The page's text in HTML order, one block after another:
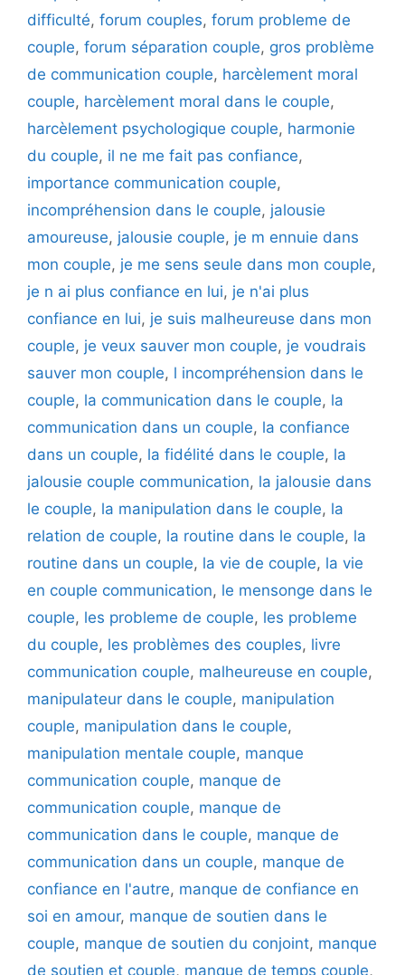
difficulté, forum couples, forum probleme de
couple, forum séparation couple, gros problème
de communication couple, harcèlement moral
couple, harcèlement moral dans le couple,
harcèlement psychologique couple, harmonie
du couple, il ne me fait pas confiance,
importance communication couple,
incompréhension dans le couple, jalousie
amoureuse, jalousie couple, je m ennuie dans
mon couple, je me sens seule dans mon couple,
je n ai plus confiance en lui, je n'ai plus
confiance en lui, je suis malheureuse dans mon
couple, je veux sauver mon couple, je voudrais
sauver mon couple, l incompréhension dans le
couple, la communication dans le couple, la
communication dans un couple, la confiance
dans un couple, la fidélité dans le couple, la
jalousie couple communication, la jalousie dans
le couple, la manipulation dans le couple, la
relation de couple, la routine dans le couple, la
routine dans un couple, la vie de couple, la vie
en couple communication, le mensonge dans le
couple, les probleme de couple, les probleme
du couple, les problèmes des couples, livre
communication couple, malheureuse en couple,
manipulateur dans le couple, manipulation
couple, manipulation dans le couple,
manipulation mentale couple, manque
communication couple, manque de
communication couple, manque de
communication dans le couple, manque de
communication dans un couple, manque de
confiance en l'autre, manque de confiance en
soi en amour, manque de soutien dans le
couple, manque de soutien du conjoint, manque
de soutien et couple, manque de temps couple,